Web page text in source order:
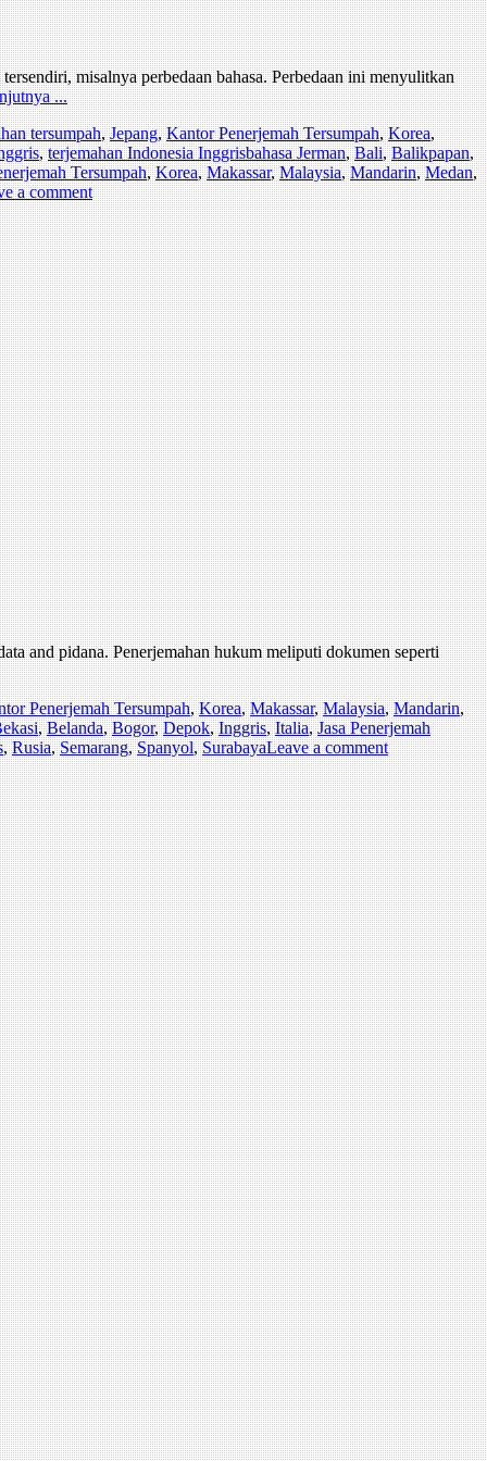
misalnya perbedaan bahasa. Perbedaan ini menyulitkan
...
tersumpah,Jepang,Kantor Penerjemah Tersumpah,Korea,
,terjemahan Indonesia Inggrisbahasa Jerman,Bali,Balikpapan,
Tersumpah,Korea,Makassar,Malaysia,Mandarin,Medan,
a comment
and pidana. Penerjemahan hukum meliputi dokumen seperti
Penerjemah Tersumpah,Korea,Makassar,Malaysia,Mandarin,
,Belanda,Bogor,Depok,Inggris,Italia,Jasa Penerjemah
,Rusia,Semarang,Spanyol,SurabayaLeave a comment